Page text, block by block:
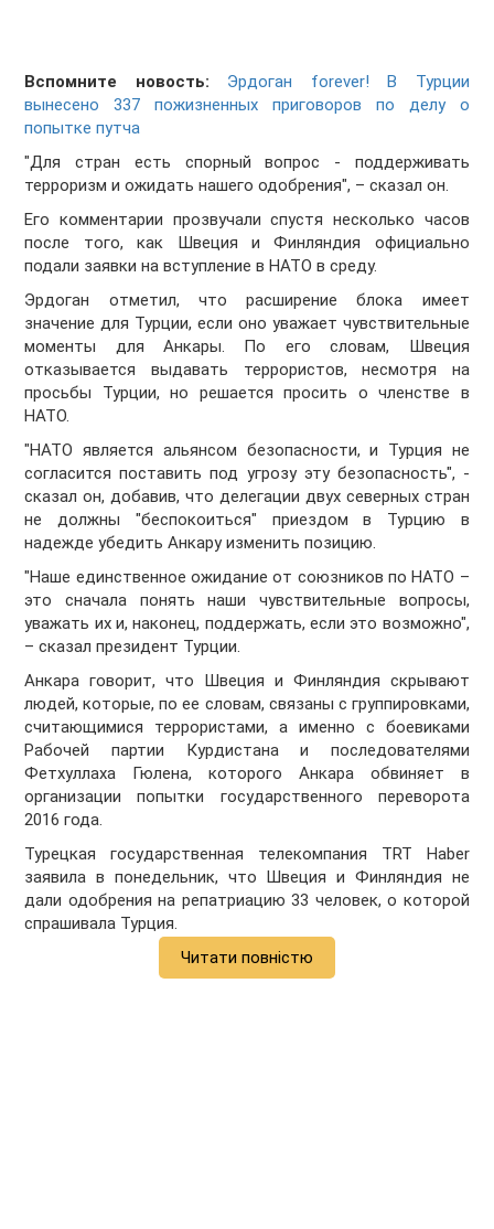
Вспомните новость:
Эрдоган forever! В Турции
вынесено 337 пожизненных приговоров по делу о
попытке путча
"Для стран есть спорный вопрос - поддерживать
терроризм и ожидать нашего одобрения", – сказал он.
Его комментарии прозвучали спустя несколько часов
после того, как Швеция и Финляндия официально
подали заявки на вступление в НАТО в среду.
Эрдоган отметил, что расширение блока имеет
значение для Турции, если оно уважает чувствительные
моменты для Анкары. По его словам, Швеция
отказывается выдавать террористов, несмотря на
просьбы Турции, но решается просить о членстве в
НАТО.
"НАТО является альянсом безопасности, и Турция не
согласится поставить под угрозу эту безопасность", -
сказал он, добавив, что делегации двух северных стран
не должны "беспокоиться" приездом в Турцию в
надежде убедить Анкару изменить позицию.
"Наше единственное ожидание от союзников по НАТО –
это сначала понять наши чувствительные вопросы,
уважать их и, наконец, поддержать, если это возможно",
– сказал президент Турции.
Анкара говорит, что Швеция и Финляндия скрывают
людей, которые, по ее словам, связаны с группировками,
считающимися террористами, а именно с боевиками
Рабочей партии Курдистана и последователями
Фетхуллаха Гюлена, которого Анкара обвиняет в
организации попытки государственного переворота
2016 года.
Турецкая государственная телекомпания TRT Haber
заявила в понедельник, что Швеция и Финляндия не
дали одобрения на репатриацию 33 человек, о которой
спрашивала Турция.
Читати повністю